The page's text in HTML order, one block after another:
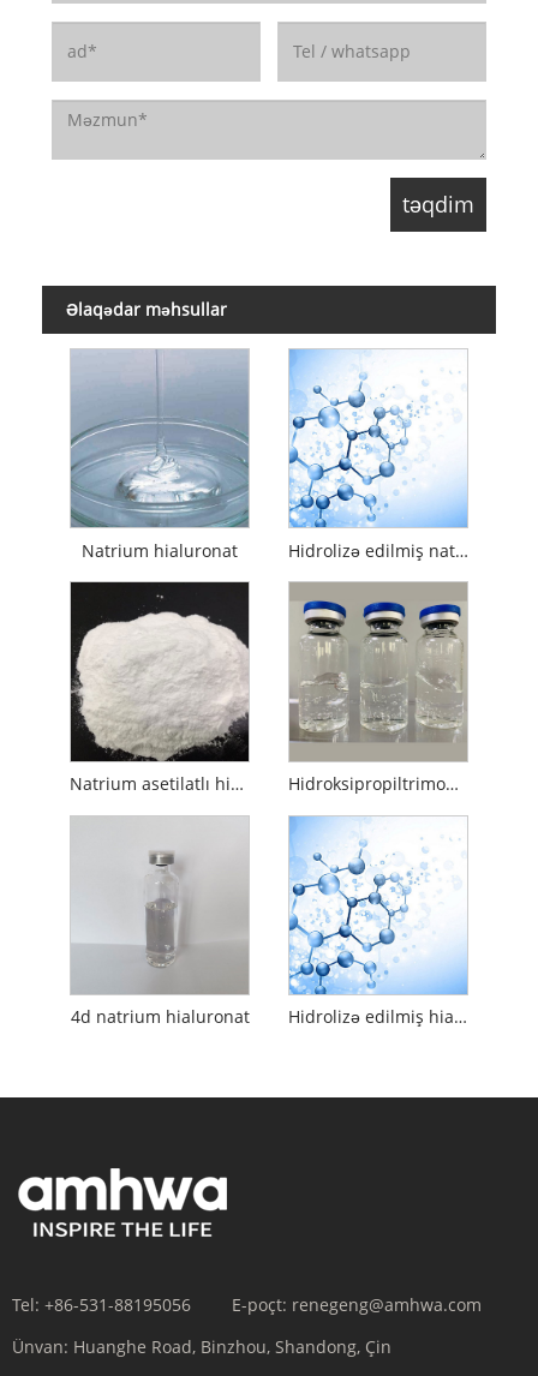
Əlaqədar məhsullar
Natrium hialuronat Hidrolizə edilmiş natrium hialuronat
Natrium asetilatlı hialuronat Hidroksipropiltrimonium hialuronat
4d natrium hialuronat Hidrolizə edilmiş hialuron turşusu
Tel: +86-531-88195056 E-poçt: renegeng@amhwa.com
Ünvan: Huanghe Road, Binzhou, Shandong, Çin